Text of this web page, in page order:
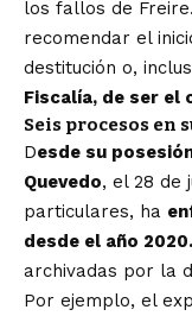
los fallos de
recomendar el
destitución o,
Fiscalía, de ser el
Seis procesos en
Desde su
Quevedo, el 28 de
particulares, ha
desde el año 2020.
archivadas por la
Por ejemplo, el